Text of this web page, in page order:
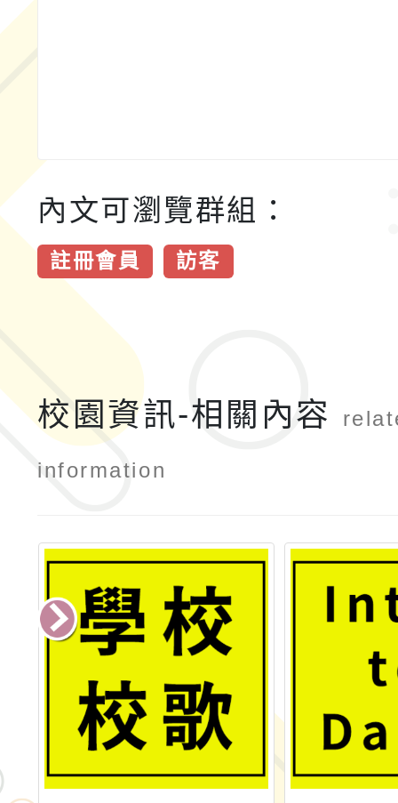
內文可瀏覽群組：
註冊會員 訪客
校園資訊-相關內容
information